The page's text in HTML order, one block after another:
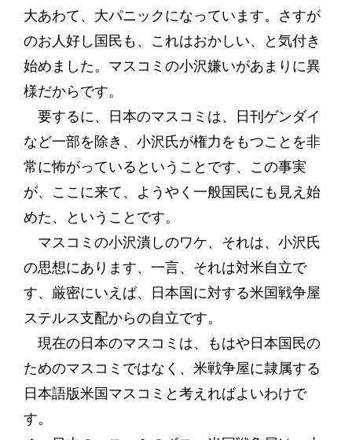
大あわて、大パニックになっています。さすが
のお人好し国民も、これはおかしい、と気付き
始めました。マスコミの小沢嫌いがあまりに異
様だからです。
要するに、日本のマスコミは、日刊ゲンダイ
など一部を除き、小沢氏が権力をもつことを非
常に怖がっているということです、この事実
が、ここに来て、ようやく一般国民にも見え始
めた、ということです。
マスコミの小沢潰しのワケ、それは、小沢氏
の思想にあります、一言、それは対米自立で
す、厳密にいえば、日本国に対する米国戦争屋
ステルス支配からの自立です。
現在の日本のマスコミは、もはや日本国民の
ためのマスコミではなく、米戦争屋に隷属する
日本語版米国マスコミと考えればよいわけで
す。